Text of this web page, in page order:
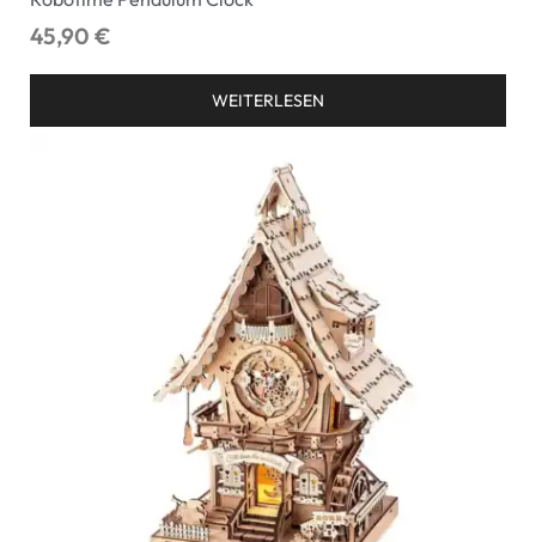
45,90 €
WEITERLESEN